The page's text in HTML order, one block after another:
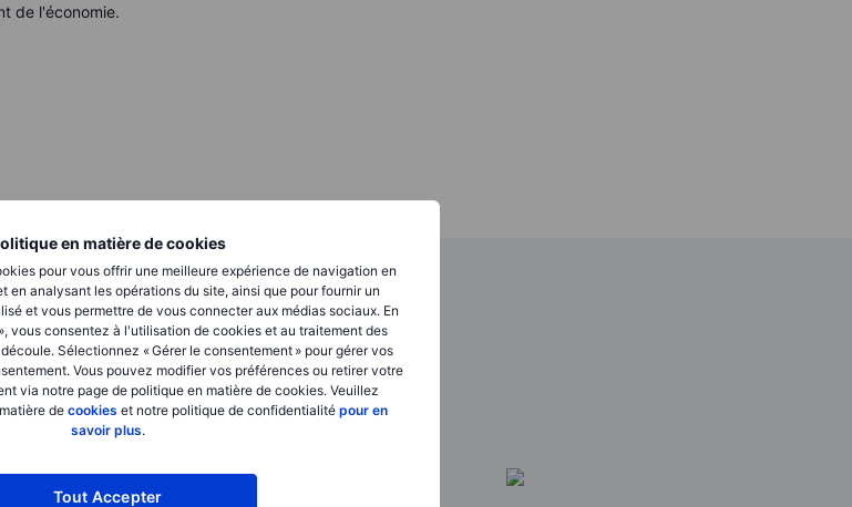
en matière de cookies
pour vous offrir une meilleure expérience de navigation en
en analysant les opérations du site, ainsi que pour fournir un
et vous permettre de vous connecter aux médias sociaux. En
vous consentez à l'utilisation de cookies et au traitement des
Sélectionnez « Gérer le consentement » pour gérer vos
Vous pouvez modifier vos préférences ou retirer votre
via notre page de politique en matière de cookies. Veuillez
de cookies et notre politique de confidentialité pour en
savoir plus.
Tout Accepter
de l'économie.